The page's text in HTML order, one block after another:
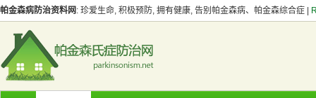
帕金森病防治资料网 : 珍爱生命, 积极预防, 拥有健康, 告别帕金森病、帕金森综合症 |